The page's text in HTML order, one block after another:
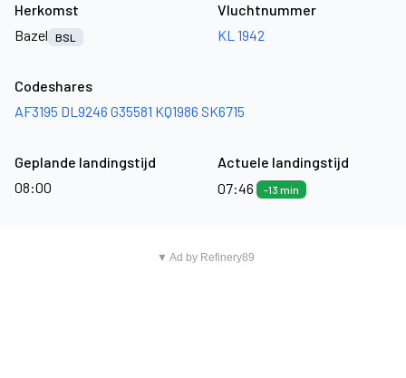
Herkomst
Bazel
BSL
Vluchtnummer
KL 1942
Codeshares
AF3195 DL9246 G35581 KQ1986 SK6715
Geplande landingstijd
08:00
Actuele landingstijd
07:46
-13 min
▼ Ad by Refinery89